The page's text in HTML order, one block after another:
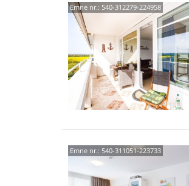
Emne nr.: 540-312279-224958
Emne nr.: 540-311051-223733